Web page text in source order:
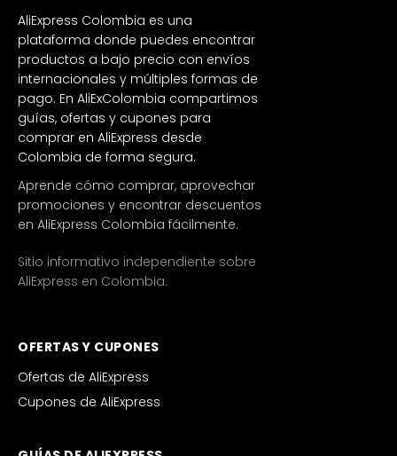
AliExpress Colombia es una
plataforma donde puedes encontrar
productos a bajo precio con envíos
internacionales y múltiples formas de
pago. En AliExColombia compartimos
guías, ofertas y cupones para
comprar en AliExpress desde
Colombia de forma segura.
Aprende cómo comprar, aprovechar
promociones y encontrar descuentos
en AliExpress Colombia fácilmente.
Sitio informativo independiente sobre
AliExpress en Colombia.
OFERTAS Y CUPONES
Ofertas de AliExpress
Cupones de AliExpress